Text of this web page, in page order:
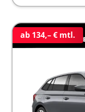
ab 134,– € mtl.